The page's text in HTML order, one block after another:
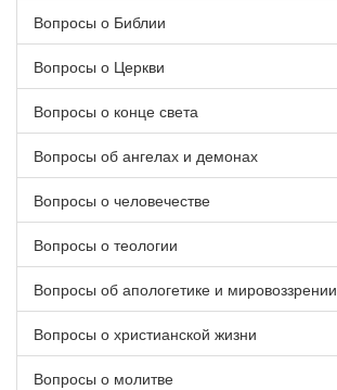
Вопросы о Библии
Вопросы о Церкви
Вопросы о конце света
Вопросы об ангелах и демонах
Вопросы о человечестве
Вопросы о теологии
Вопросы об апологетике и мировоззрении
Вопросы о христианской жизни
Вопросы о молитве